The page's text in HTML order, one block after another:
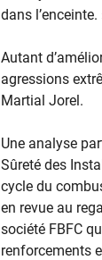
dans l’enceinte.
Autant
agressions
Martial Jorel.
Une analyse
Sûreté des
cycle du
en revue au
société FBFC
renforcements